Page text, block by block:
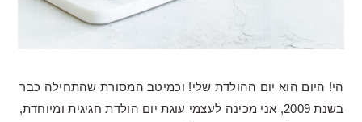
הי! היום הוא יום ההולדת שלי! וכמיטב המסורת שהתחילה כבר
בשנת 2009, אני מכינה לעצמי עוגת יום הולדת חגיגית ומיוחדת,